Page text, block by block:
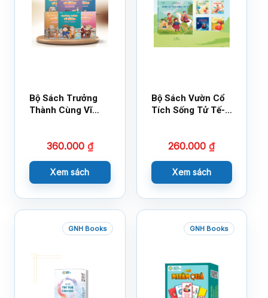
Bộ Sách Trưởng
Thành Cùng Vĩ
360.000 ₫
Xem sách
Bộ Sách Vườn Cổ
Tích Sống Tử Tế-
260.000₫
Xem sách
GNH Books GNH Books